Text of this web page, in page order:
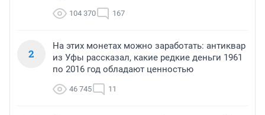
104 370 167
2
На этих монетах можно заработать: антиквар
из Уфы рассказал, какие редкие деньги 1961
по 2016 год обладают ценностью
46 745 11